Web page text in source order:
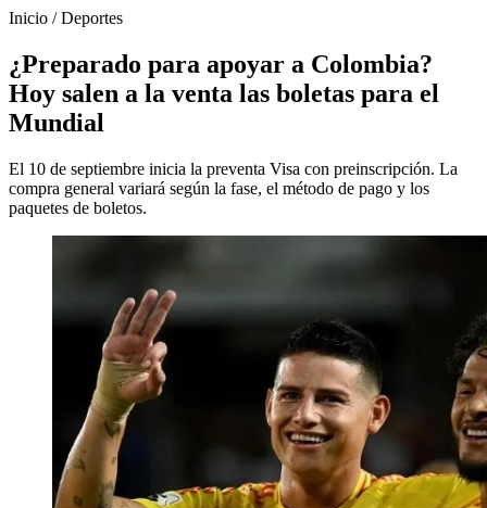
Inicio /Deportes
¿Preparado para apoyar a Colombia?
Hoy salen a la venta las boletas para el
Mundial
El 10 de septiembre inicia la preventa Visa con preinscripción. La
compra general variará según la fase, el método de pago y los
paquetes de boletos.